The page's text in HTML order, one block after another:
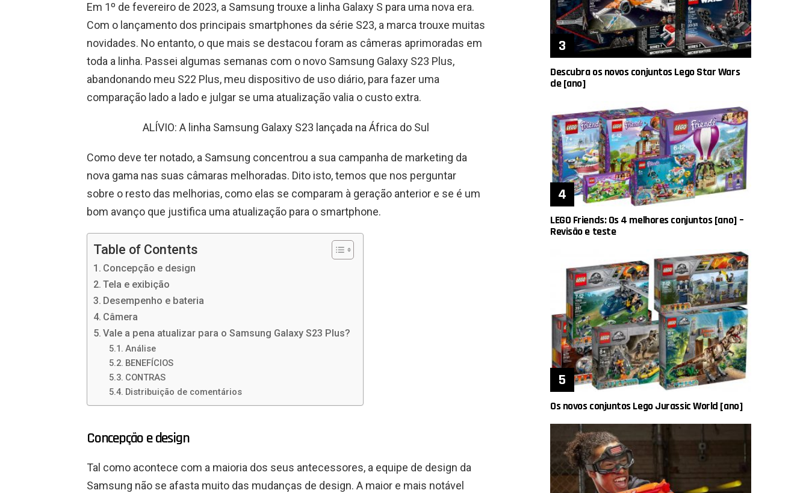
Em 1º de fevereiro de 2023, a Samsung trouxe a linha Galaxy S para uma nova era.
Com o lançamento dos principais smartphones da série S23, a marca trouxe muitas
novidades. No entanto, o que mais se destacou foram as câmeras aprimoradas em
toda a linha. Passei algumas semanas com o novo Samsung Galaxy S23 Plus,
abandonando meu S22 Plus, meu dispositivo de uso diário, para fazer uma
comparação lado a lado e julgar se uma atualização valia o custo extra.
ALÍVIO: A linha Samsung Galaxy S23 lançada na África do Sul
Como deve ter notado, a Samsung concentrou a sua campanha de marketing da
nova gama nas suas câmaras melhoradas. Dito isto, temos que nos perguntar
sobre o resto das melhorias, como elas se comparam à geração anterior e se é um
bom avanço que justifica uma atualização para o smartphone.
Table of Contents
Concepção e design
Tela e exibição
Desempenho e bateria
Câmera
Vale a pena atualizar para o Samsung Galaxy S23 Plus?
Análise
BENEFÍCIOS
CONTRAS
Distribuição de comentários
Concepção e design
Tal como acontece com a maioria dos seus antecessores, a equipe de design da
Samsung não se afasta muito das mudanças de design. A maior e mais notável
Descubra os novos conjuntos Lego Star Wars
de [ano]
LEGO Friends: Os 4 melhores conjuntos [ano] –
Revisão e teste
Os novos conjuntos Lego Jurassic World [ano]